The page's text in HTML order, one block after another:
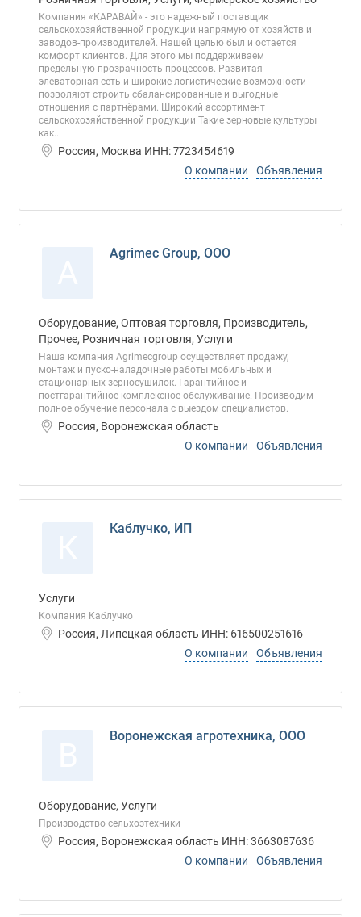
Компания «КАРАВАЙ» - это надежный поставщик
сельскохозяйственной продукции напрямую от хозяйств и
заводов-производителей. Нашей целью был и остается
комфорт клиентов. Для этого мы поддерживаем
предельную прозрачность процессов. Развитая
элеваторная сеть и широкие логистические возможности
позволяют строить сбалансированные и выгодные
отношения с партнёрами. Широкий ассортимент
сельскохозяйственной продукции Такие зерновые культуры
как...
Россия, Москва ИНН: 7723454619
О компании
Объявления
Agrimec Group, ООО
Оборудование, Оптовая торговля, Производитель,
Прочее, Розничная торговля, Услуги
Наша компания Agrimecgroup осуществляет продажу,
монтаж и пуско-наладочные работы мобильных и
стационарных зерносушилок. Гарантийное и
постгарантийное комплексное обслуживание. Производим
полное обучение персонала с выездом специалистов.
Россия, Воронежская область
О компании
Объявления
Каблучко, ИП
Услуги
Компания Каблучко
Россия, Липецкая область ИНН: 616500251616
О компании
Объявления
Воронежская агротехника, ООО
Оборудование, Услуги
Производство сельхозтехники
Россия, Воронежская область ИНН: 3663087636
О компании
Объявления